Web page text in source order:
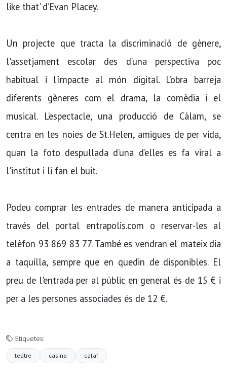
like that' d’Evan Placey.
Un projecte que tracta la discriminació de gènere,
l'assetjament escolar des d’una perspectiva poc
habitual i l’impacte al món digital. L’obra barreja
diferents gèneres com el drama, la comèdia i el
musical. L’espectacle, una producció de Càlam, se
centra en les noies de St.Helen, amigues de per vida,
quan la foto despullada d’una d’elles es fa viral a
l'institut i li fan el buit.
Podeu comprar les entrades de manera anticipada a
través del portal entrapolis.com o reservar-les al
telèfon 93 869 83 77. També es vendran el mateix dia
a taquilla, sempre que en quedin de disponibles. El
preu de l'entrada per al públic en general és de 15 € i
per a les persones associades és de 12 €.
Etiquetes:
teatre casino calaf